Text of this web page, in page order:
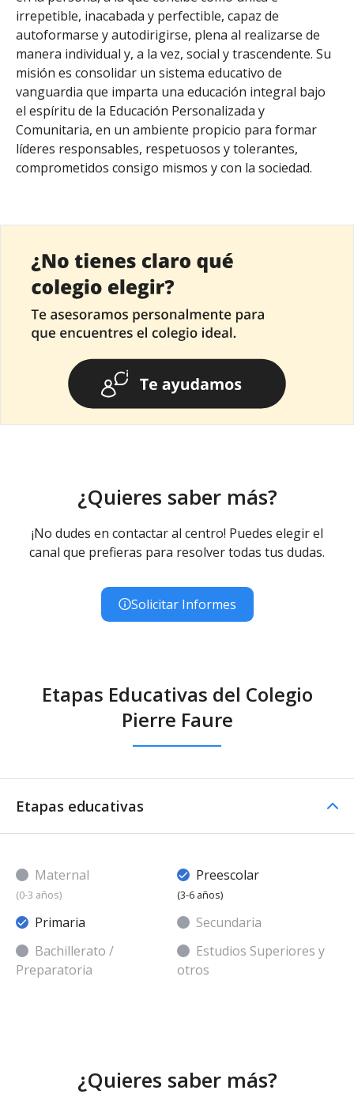
irrepetible, inacabada y perfectible, capaz de
autoformarse y autodirigirse, plena al realizarse de
manera individual y, a la vez, social y trascendente. Su
misión es consolidar un sistema educativo de
vanguardia que imparta una educación integral bajo
el espíritu de la Educación Personalizada y
Comunitaria, en un ambiente propicio para formar
líderes responsables, respetuosos y tolerantes,
comprometidos consigo mismos y con la sociedad.
¿Quieres saber más?
¡No dudes en contactar al centro! Puedes elegir el
canal que prefieras para resolver todas tus dudas.
Solicitar Informes
Etapas Educativas del Colegio
Pierre Faure
Etapas educativas
Maternal
(0-3 años)
Preescolar
(3-6 años)
Primaria
Secundaria
Bachillerato /
Preparatoria
Estudios Superiores y
otros
¿Quieres saber más?